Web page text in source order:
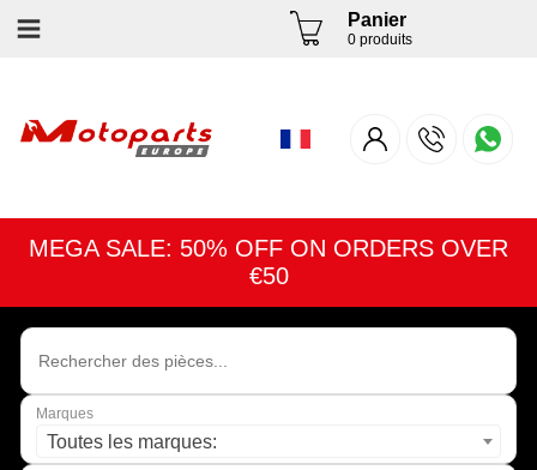
Panier
0 produits
MEGA SALE: 50% OFF ON ORDERS OVER
€50
Marques
Toutes les marques: